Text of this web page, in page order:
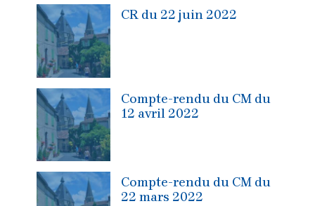
CR du 22 juin 2022
Compte-rendu du CM du
12 avril 2022
Compte-rendu du CM du
22 mars 2022